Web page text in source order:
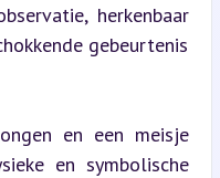
herkenbaar
gebeurtenis
en een meisje
en symbolische